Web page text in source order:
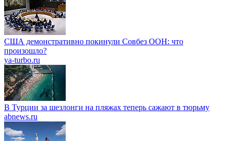
США демонстративно покинули Совбез ООН: что
произошло?
ya-turbo.ru
В Турции за шезлонги на пляжах теперь сажают в тюрьму
abnews.ru